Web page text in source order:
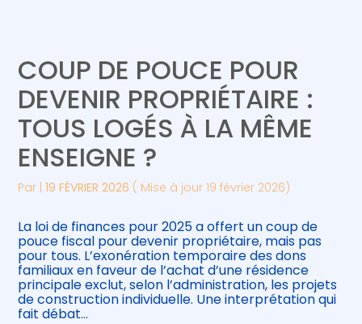
Gérer votre quotidien
Piloter votre entreprise
Développer votre entreprise
Être prêt pour la facturation
électronique
Suivre votre comptabilité
Gérer vos ressources humaines
COUP DE POUCE POUR
DEVENIR PROPRIÉTAIRE :
TOUS LOGÉS À LA MÊME
ENSEIGNE ?
Par |19 FÉVRIER 2026 ( Mise à jour 19 février 2026)
La loi de finances pour 2025 a offert un coup de
pouce fiscal pour devenir propriétaire, mais pas
pour tous. L’exonération temporaire des dons
familiaux en faveur de l’achat d’une résidence
principale exclut, selon l’administration, les projets
de construction individuelle. Une interprétation qui
fait débat…